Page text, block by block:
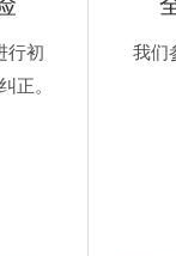
行初
正。
我们